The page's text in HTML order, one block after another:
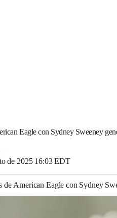
Eagle con Sydney Sweeney
de 2025 16:03 EDT
de American Eagle con Sydney